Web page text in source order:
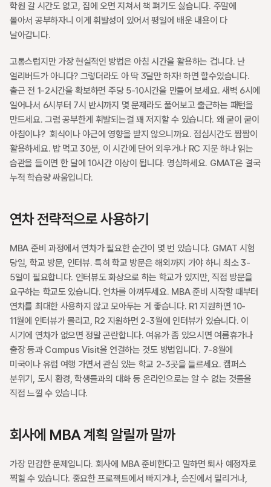
학원 갈 시간도 없고, 집에 오면 지쳐서 책 펴기도 싫습니다. 주말에
몰아서 공부하자니 이게 휘발성이 있어서 평일에 배운 내용이 다
날아갑니다.
고통스럽지만 가장 현실적인 방법은 아침 시간을 활용하는 겁니다. 난
얼리버드가 아니다? 그렇더라도 아 딱 3달만 하자! 하면 할수있습니다.
출근 전 1-2시간을 확보하면 주당 5-10시간을 만들어 보세요. 새벽 6시에
일어나서 6시부터 7시 반시까지 몇 문제라도 풀어보고 출근하는 패턴을
만드세요. 그럼 공부한게 휘발되는걸 꽤 저지할 수 있습니다. 왜 굳이 굳이
아침이냐?  회식이나 야근에 영향을 받지 않으니까요. 점심시간도 짬짬이
활용하세요. 밥 먹고 30분, 이 시간에 단어 외우거나 RC 지문 하나 읽는
습관을 들이면 한 달에 10시간 이상이 됩니다. 명심하세요. GMAT은 결국
누적 학습량 싸움입니다.
연차 전략적으로 사용하기
MBA 준비 과정에서 연차가 필요한 순간이 몇 번 있습니다. GMAT 시험
당일, 학교 방문, 인터뷰. 특히 학교 방문은 해외까지 가야 하니 최소 3-
5일이 필요합니다. 인터뷰도 화상으로 하는 학교가 있지만, 직접 방문을
요구하는 학교도 있습니다. 연차를 아껴두세요. MBA 준비 시작할 때부터
연차를 최대한 사용하지 않고 모아두는 게 좋습니다. R1 지원하면 10-
11월에 인터뷰가 몰리고, R2 지원하면 2-3월에 인터뷰가 있습니다. 이
시기에 연차가 없으면 정말 곤란합니다. 여유가 좀 있으시면 여름휴가나
출장 등과 Campus Visit을 연결하는 것도 방법입니다. 7-8월에
미국이나 유럽 여행 가면서 관심 있는 학교 2-3곳을 들르세요. 캠퍼스
분위기, 도시 환경, 학생들과의 대화 등 온라인으로는 알 수 없는 것들을
직접 느낄 수 있습니다.
회사에 MBA 계획 알릴까 말까
가장 민감한 문제입니다. 회사에 MBA 준비한다고 말하면 퇴사 예정자로
찍힐 수 있습니다. 중요한 프로젝트에서 빠지거나, 승진에서 밀리거나,